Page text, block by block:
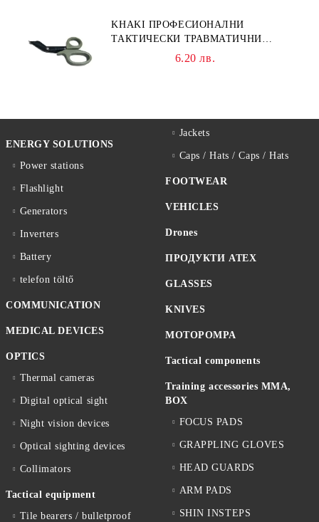
KHAKI ПРОФЕСИОНАЛНИ
ТАКТИЧЕСКИ ТРАВМАТИЧНИ
НОЖИЦИ НОЖИЦА
6.20 лв.
ENERGY SOLUTIONS
Power stations
Flashlight
Generators
Inverters
Battery
telefon töltő
COMMUNICATION
MEDICAL DEVICES
OPTICS
Thermal cameras
Digital optical sight
Night vision devices
Optical sighting devices
Collimators
Tactical equipment
Tile bearers / bulletproof
Jackets
Caps / Hats / Caps / Hats
FOOTWEAR
VEHICLES
Drones
ПРОДУКТИ ATEX
GLASSES
KNIVES
MOTOPOMPA
Tactical components
Training accessories MMA,
BOX
FOCUS PADS
GRAPPLING GLOVES
HEAD GUARDS
ARM PADS
SHIN INSTEPS